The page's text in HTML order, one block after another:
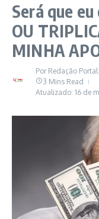
Será que
OU
MINHA
Por Redação
3 Mins Read
Atualizado: 16 de